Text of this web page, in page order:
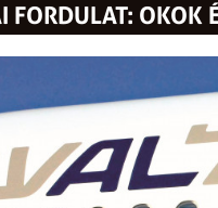
FORDULAT: OKOK